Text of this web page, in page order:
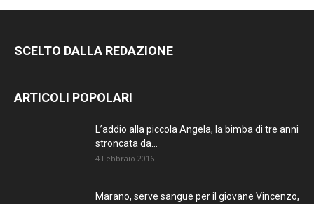
SCELTO DALLA REDAZIONE
ARTICOLI POPOLARI
L’addio alla piccola Angela, la bimba di tre anni
stroncata da...
4 Febbraio 2016
Marano, serve sangue per il giovane Vincenzo,